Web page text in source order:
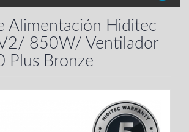
Alimentación Hiditec
850W/ Ventilador
Plus Bronze